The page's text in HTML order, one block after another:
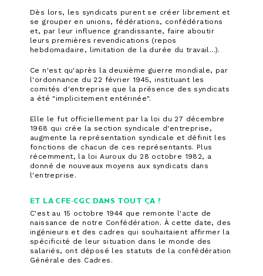
Dès lors, les syndicats purent se créer librement et
se grouper en unions, fédérations, confédérations
et, par leur influence grandissante, faire aboutir
leurs premières revendications (repos
hebdomadaire, limitation de la durée du travail...).
Ce n'est qu'après la deuxième guerre mondiale, par
l'ordonnance du 22 février 1945, instituant les
comités d'entreprise que la présence des syndicats
a été "implicitement entérinée".
Elle le fut officiellement par la loi du 27 décembre
1968 qui crée la section syndicale d'entreprise,
augmente la représentation syndicale et définit les
fonctions de chacun de ces représentants. Plus
récemment, la loi Auroux du 28 octobre 1982, a
donné de nouveaux moyens aux syndicats dans
l'entreprise.
ET LA CFE-CGC DANS TOUT ÇA ?
C'est au 15 octobre 1944 que remonte l'acte de
naissance de notre Confédération. À cette date, des
ingénieurs et des cadres qui souhaitaient affirmer la
spécificité de leur situation dans le monde des
salariés, ont déposé les statuts de la confédération
Générale des Cadres.